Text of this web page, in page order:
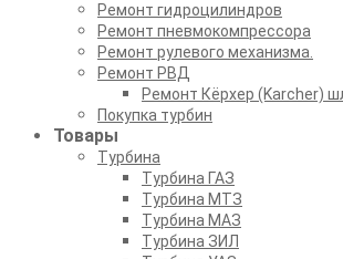
Ремонт гидроцилиндров
Ремонт пневмокомпрессора
Ремонт рулевого механизма.
Ремонт РВД
Ремонт Кёрхер (Karcher)
Покупка турбин
Товары
Турбина
Турбина ГАЗ
Турбина МТЗ
Турбина МАЗ
Турбина ЗИЛ